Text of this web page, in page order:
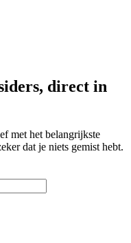
direct in
met het belangrijkste
dat je niets gemist hebt.